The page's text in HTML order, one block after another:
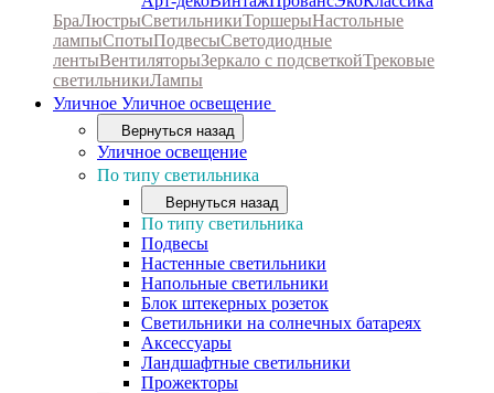
БраЛюстрыСветильникиТоршерыНастольные
лампыСпотыПодвесыСветодиодные
лентыВентиляторыЗеркало с подсветкойТрековые
светильникиЛампы
Уличное Уличное освещение
Вернуться назад
Уличное освещение
По типу светильника
Вернуться назад
По типу светильника
Подвесы
Настенные светильники
Напольные светильники
Блок штекерных розеток
Светильники на солнечных батареях
Аксессуары
Ландшафтные светильники
Прожекторы